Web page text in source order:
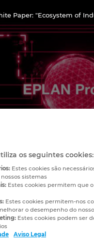
Paper: "Ecosystem of
os seguintes cookies:
Estes cookies são
sistemas
Estes cookies permitem que
Estes cookies permitem-nos
o desempenho do
Estes cookies podem ser
Aviso Legal